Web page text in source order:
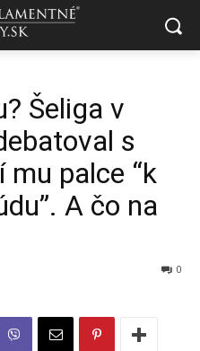
Šeliga v
s
mu palce “k
A čo na
0